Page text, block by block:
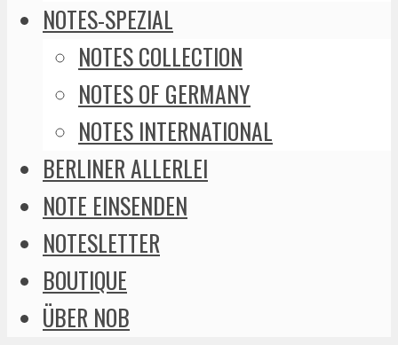
NOTES-SPEZIAL
NOTES COLLECTION
NOTES OF GERMANY
NOTES INTERNATIONAL
BERLINER ALLERLEI
NOTE EINSENDEN
NOTESLETTER
BOUTIQUE
ÜBER NOB